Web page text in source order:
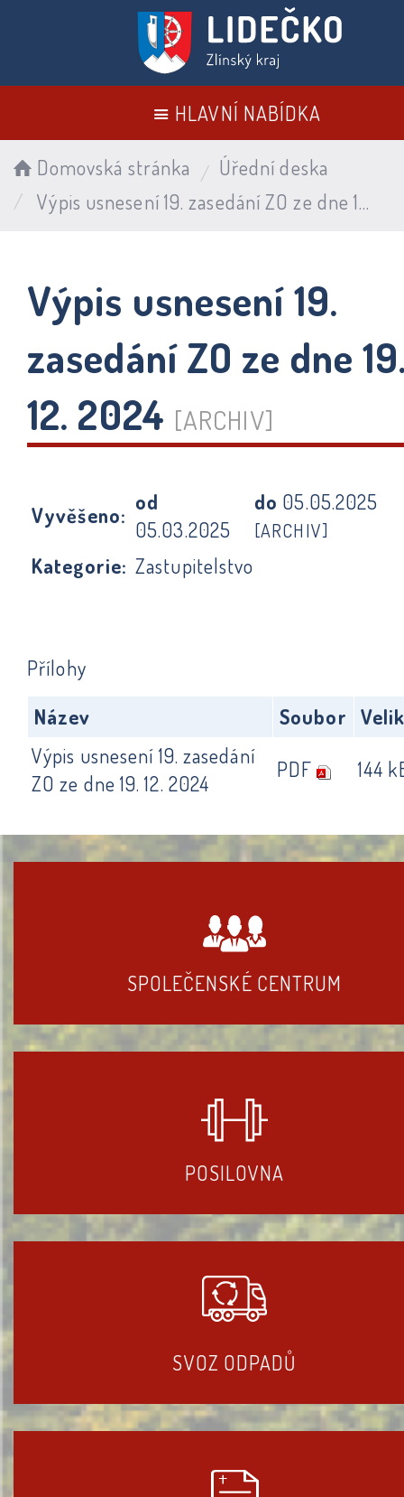
HLAVNÍ NABÍDKA
Domovská stránka
Úřední deska
Výpis usnesení 19. zasedání ZO ze dne 19. 12. 2024
Výpis usnesení 19.
zasedání ZO ze dne
12. 2024 [ARCHIV]
Vyvěšeno:
od
05.03.2025
do 05.05.2025
[ARCHIV]
Kategorie: Zastupitelstvo
Přílohy
Název
Soubor
Výpis usnesení 19. zasedání
ZO ze dne 19. 12. 2024
PDF 144
SPOLEČENSKÉ CENTRUM
POSILOVNA
SVOZ ODPADŮ